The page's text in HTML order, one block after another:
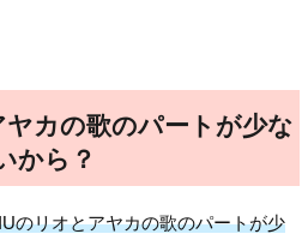
カの歌のパートが少な
から？
のリオとアヤカの歌のパートが少